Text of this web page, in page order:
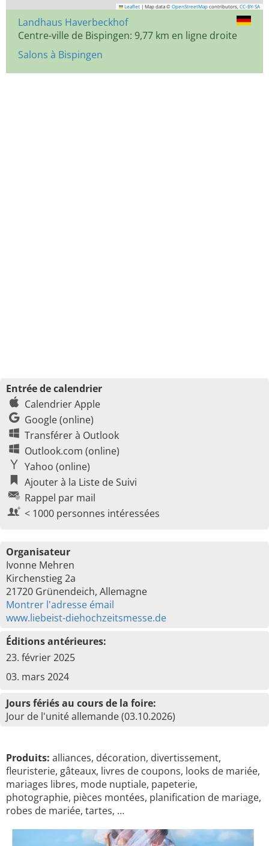
Leaflet | Map data © OpenStreetMap contributors, CC-BY-SA
Landhaus Haverbeckhof
Centre-ville de Bispingen: 9,77 km en ligne droite
Salons à Bispingen
Entrée de calendrier
Calendrier Apple
Google (online)
Transférer à Outlook
Outlook.com (online)
Yahoo (online)
Ajouter à la Liste de Suivi
Rappel par mail
< 1000 personnes intéressées
Organisateur
Ivonne Mehren
Kirchenstieg 2a
21720 Grünendeich, Allemagne
Montrer l'adresse émail
www.liebeist-diehochzeitsmesse.de
Éditions antérieures:
23. février 2025
03. mars 2024
Jours fériés au cours de la foire:
Jour de l'unité allemande (03.10.2026)
Produits: alliances, décoration, divertissement,
fleuristerie, gâteaux, livres de coupons, looks de mariée,
mariages libres, mode nuptiale, papeterie,
photographie, pièces montées, planification de mariage,
robes de mariée, tartes, …